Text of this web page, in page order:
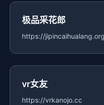
极品采花郎
https://jipincaihualang.org
vr女友
https://vrkanojo.cc